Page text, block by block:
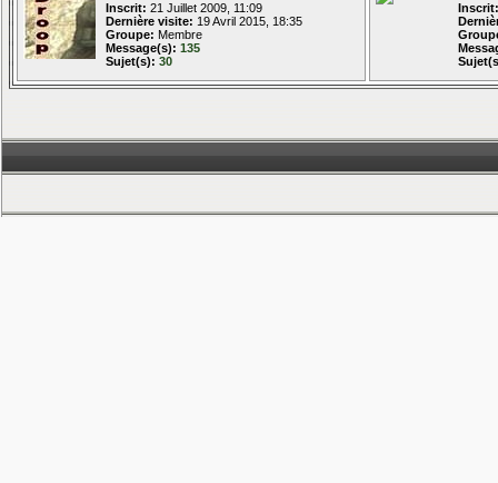
Inscrit: 21 Juillet 2009, 11:09
Dernière visite: 19 Avril 2015, 18:35
Groupe: Membre
Message(s): 135
Sujet(s): 30
Inscrit: